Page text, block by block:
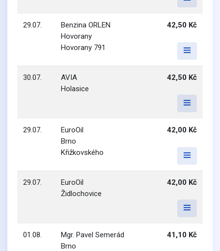
29.07.
Benzina ORLEN
Hovorany
Hovorany 791
42,50 Kč
30.07.
AVIA
Holasice
42,50 Kč
29.07.
EuroOil
Brno
Křižkovského
42,00 Kč
29.07.
EuroOil
Židlochovice
42,00 Kč
01.08.
Mgr. Pavel Semerád
Brno
41,10 Kč